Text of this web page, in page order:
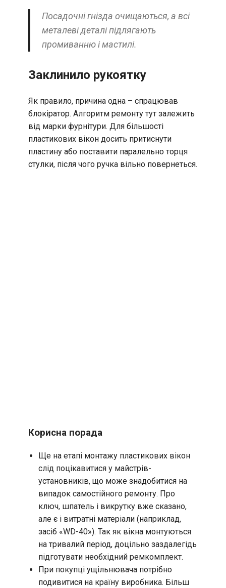
Посадочні гнізда очищаються, а всі
металеві деталі підлягають
промиванню і мастилі.
Заклинило рукоятку
Як правило, причина одна – спрацював
блокіратор. Алгоритм ремонту тут залежить
від марки фурнітури. Для більшості
пластикових вікон досить притиснути
пластину або поставити паралельно торця
стулки, після чого ручка вільно повернеться.
Корисна порада
Ще на етапі монтажу пластикових вікон
слід поцікавитися у майстрів-
установників, що може знадобитися на
випадок самостійного ремонту. Про
ключ, шпатель і викрутку вже сказано,
але є і витратні матеріали (наприклад,
засіб «WD-40»). Так як вікна монтуються
на тривалий період, доцільно заздалегідь
підготувати необхідний ремкомплект.
При покупці ущільнювача потрібно
подивитися на країну виробника. Більш